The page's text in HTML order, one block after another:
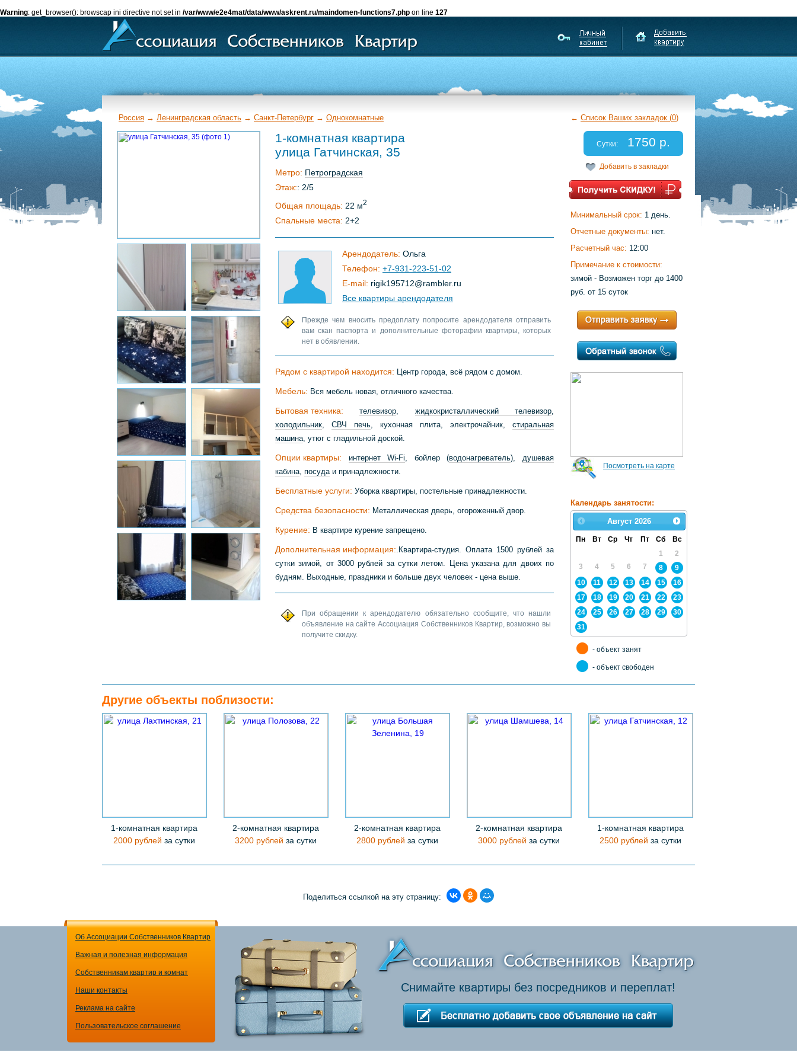
Warning: get_browser(): browscap ini directive not set in /var/www/e2e4mat/data/www/askrent.ru/maindomen-functions7.php on line 127
Россия → Ленинградская область → Санкт-Петербург → Однокомнатные ← Список Ваших закладок (0)
1-комнатная квартира
улица Гатчинская, 35
Метро: Петроградская
Этаж:: 2/5
Общая площадь: 22 м2
Спальные места: 2+2
Арендодатель: Ольга
Телефон: +7-931-223-51-02
E-mail: rigik195712@rambler. ru
Все квартиры арендодателя
Прежде чем вносить предоплату попросите арендодателя отправить
вам скан паспорта и дополнительные фоторафии квартиры, которых
нет в обявлении.
Рядом с квартирой находится: Центр города, всё рядом с домом.
Мебель: Вся мебель новая, отличного качества.
Бытовая техника: телевизор жидкокристаллический телевизор
холодильник
СВЧ печь , кухонная плита, электрочайник, стиральная
машина , утюг с гладильной доской.
Опции квартиры: интернет Wi-Fi , бойлер (водонагреватель), душевая
кабина посуда и принадлежности.
Бесплатные услуги: Уборка квартиры, постельные принадлежности.
Средства безопасности: Металлическая дверь, огороженный двор.
Курение: В квартире курение запрещено.
Дополнительная информация: .Квартира-студия. Оплата 1500 рублей за
сутки зимой, от 3000 рублей за сутки летом. Цена указана для двоих по
будням. Выходные, праздники и больше двух человек - цена выше.
При обращении к арендодателю обязательно сообщите, что нашли
объявление на сайте Ассоциация Собственников Квартир, возможно вы
получите скидку.
Сутки: 1750 р.
Добавить в закладки
Минимальный срок: 1 день.
Отчетные документы: нет.
Расчетный час: 12:00
Примечание к стоимости:
зимой - Возможен торг до 1400
руб. от 15 суток
Посмотреть на карте
Календарь занятости:
Август 2026
Пн Вт Ср Чт Пт Сб
Вс
1
2
3
4 5 6 7 8
9
10
11 12 13 14 15
16
17
18 19 20 21 22
23
24
25 26 27 28 29
30
31
- объект занят
- объект свободен
Другие объекты поблизости:
1-комнатная квартира
2000 рублей за сутки
2-комнатная квартира
3200 рублей за сутки
2-комнатная квартира
2800 рублей за сутки
2-комнатная квартира
3000 рублей за сутки
1-комнатная квартира
2500 рублей за сутки
Поделиться ссылкой на эту страницу:
Об Ассоциации Собственников Квартир
Важная и полезная информация
Собственникам квартир и комнат
Наши контакты
Реклама на сайте
Пользовательское соглашение
Снимайте квартиры без посредников и переплат!